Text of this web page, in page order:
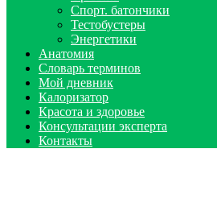
Спорт. батончики
Тестобустеры
Энергетики
Анатомия
Словарь терминов
Мой дневник
Калоризатор
Красота и здоровье
Консультации эксперта
Контакты